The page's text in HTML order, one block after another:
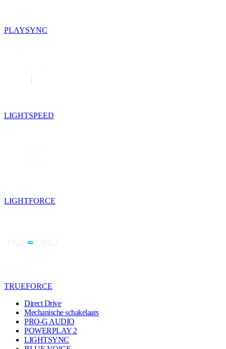
PLAYSYNC
LIGHTSPEED
LIGHTFORCE
TRUEFORCE
Direct Drive
Mechanische schakelaars
PRO-G AUDIO
POWERPLAY 2
LIGHTSYNC